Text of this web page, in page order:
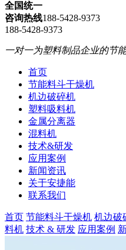
全国统一
咨询热线188-5428-9373
188-5428-9373
一对一为塑料制品企业的节
首页
节能料斗干燥机
机边破碎机
塑料吸料机
金属分离器
混料机
技术&研发
应用案例
新闻资讯
关于安捷能
联系我们
首页 节能料斗干燥机 机边破
料机 技术 & 研发 应用案例